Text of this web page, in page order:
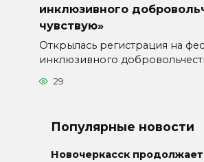
инклюзивного
чувствую»
Открылась регистрация на
инклюзивного
29
Популярные новости
Новочеркасск продолжает